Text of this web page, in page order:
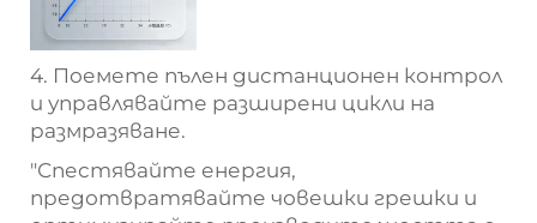
4. Поемете пълен дистанционен контрол
и управлявайте разширени цикли на
размразяване.
"Спестявайте енергия,
предотвратявайте човешки грешки и